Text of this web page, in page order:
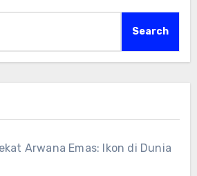
Search
Arwana Emas: Ikon di Dunia